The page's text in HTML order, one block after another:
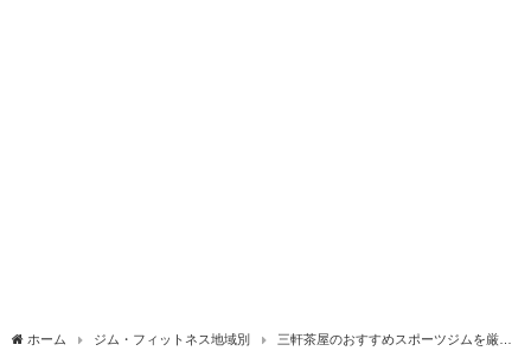
ホーム ジム・フィットネス地域別
三軒茶屋のおすすめスポーツジムを厳選